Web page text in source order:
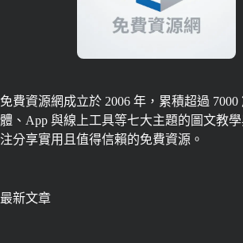
免費資源網成立於 2006 年，累積超過 7000
體、App 與線上工具等七大主題的圖文教
注分享實用且值得信賴的免費資源。
最新文章